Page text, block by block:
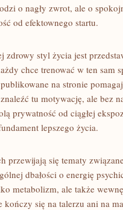
o nagły zwrot, ale o
od efektownego startu.
zdrowy styl życia jest
chce trenować w ten sam
na stronie
tu motywację, ale bez
prywatność od ciągłej
lepszego życia.
przewijają się tematy
dbałości o energię
metabolizm, ale także
się na talerzu ani na